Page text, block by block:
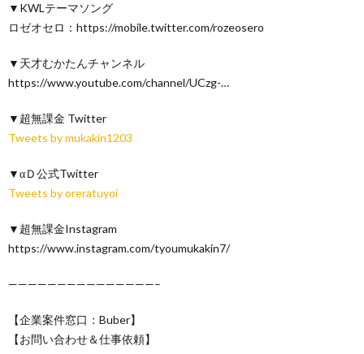
▼KWLテーマソング
ロゼオセロ：https://mobile.twitter.com/rozeosero
▼天才むかたんチャンネル
https://www.youtube.com/channel/UCzg-…
▼超無課金 Twitter
Tweets by mukakin1203
▼αＤ公式Twitter
Tweets by oreratuyoi
▼超無課金Instagram
https://www.instagram.com/tyoumukakin7/
———————————————–
【企業案件窓口：Buber】
【お問い合わせ＆仕事依頼】